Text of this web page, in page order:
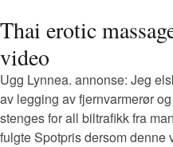
Thai erotic
video
Ugg Lynnea. annonse: Jeg
av legging av fjernvarmerør
stenges for all biltrafikk fra
fulgte Spotpris dersom denne